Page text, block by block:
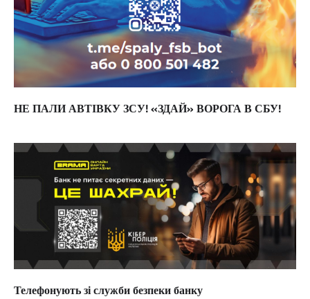
НЕ ПАЛИ АВТІВКУ ЗСУ! «ЗДАЙ» ВОРОГА В СБУ!
Телефонують зі служби безпеки банку